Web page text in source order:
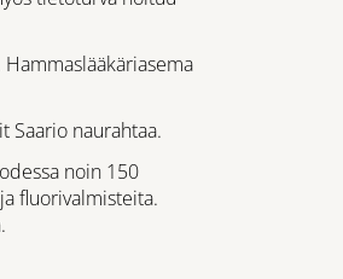
Saario naurahtaa.
noin 150
fluorivalmisteita.